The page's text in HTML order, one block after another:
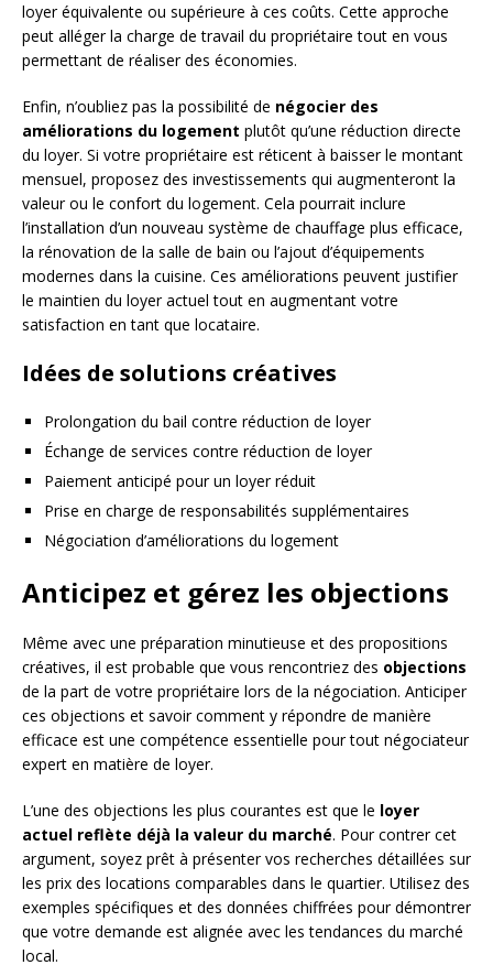
loyer équivalente ou supérieure à ces coûts. Cette approche
peut alléger la charge de travail du propriétaire tout en vous
permettant de réaliser des économies.
Enfin, n’oubliez pas la possibilité de négocier des
améliorations du logement plutôt qu’une réduction directe
du loyer. Si votre propriétaire est réticent à baisser le montant
mensuel, proposez des investissements qui augmenteront la
valeur ou le confort du logement. Cela pourrait inclure
l’installation d’un nouveau système de chauffage plus efficace,
la rénovation de la salle de bain ou l’ajout d’équipements
modernes dans la cuisine. Ces améliorations peuvent justifier
le maintien du loyer actuel tout en augmentant votre
satisfaction en tant que locataire.
Idées de solutions créatives
Prolongation du bail contre réduction de loyer
Échange de services contre réduction de loyer
Paiement anticipé pour un loyer réduit
Prise en charge de responsabilités supplémentaires
Négociation d’améliorations du logement
Anticipez et gérez les objections
Même avec une préparation minutieuse et des propositions
créatives, il est probable que vous rencontriez des objections
de la part de votre propriétaire lors de la négociation. Anticiper
ces objections et savoir comment y répondre de manière
efficace est une compétence essentielle pour tout négociateur
expert en matière de loyer.
L’une des objections les plus courantes est que le loyer
actuel reflète déjà la valeur du marché. Pour contrer cet
argument, soyez prêt à présenter vos recherches détaillées sur
les prix des locations comparables dans le quartier. Utilisez des
exemples spécifiques et des données chiffrées pour démontrer
que votre demande est alignée avec les tendances du marché
local.